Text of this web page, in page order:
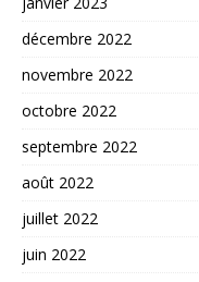
décembre 2022
novembre 2022
octobre 2022
septembre 2022
août 2022
juillet 2022
juin 2022